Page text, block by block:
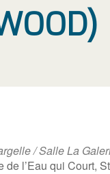
/ Salle La
de l’Eau qui Court,